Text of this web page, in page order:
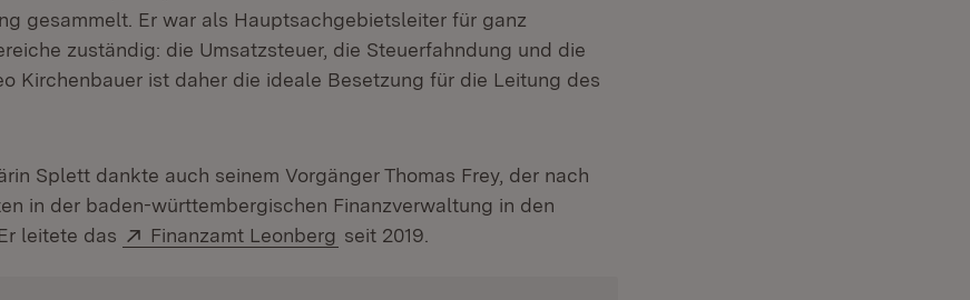
gesammelt. Er war als Hauptsachgebietsleiter für ganz
zuständig: die Umsatzsteuer, die Steuerfahndung und die
Kirchenbauer ist daher die ideale Besetzung für die Leitung des
Splett dankte auch seinem Vorgänger Thomas Frey, der nach
in der baden-württembergischen Finanzverwaltung in den
leitete das
Extern:
Finanzamt Leonberg (Öffnet in neuem Fenster)
seit 2019.